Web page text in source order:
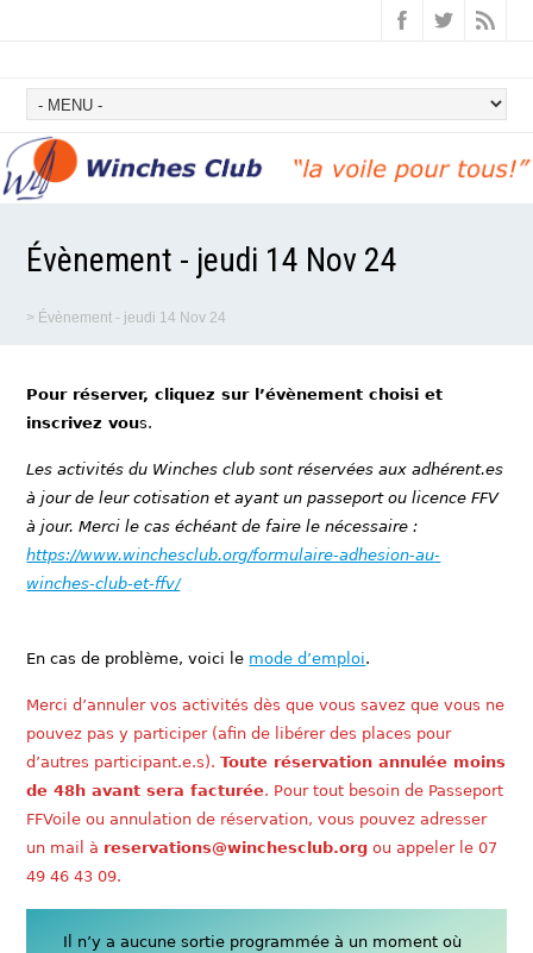
Évènement - jeudi 14 Nov 24
> Évènement - jeudi 14 Nov 24
Pour réserver, cliquez sur l’évènement choisi et
inscrivez vous.
Les activités du Winches club sont réservées aux adhérent.es
à jour de leur cotisation et ayant un passeport ou licence FFV
à jour. Merci le cas échéant de faire le nécessaire :
https://www.winchesclub.org/formulaire-adhesion-au-
winches-club-et-ffv/
En cas de problème, voici le mode d’emploi.
Merci d’annuler vos activités dès que vous savez que vous ne
pouvez pas y participer (afin de libérer des places pour
d’autres participant.e.s).Toute réservation annulée moins
de 48h avant sera facturée. Pour tout besoin de Passeport
FFVoile ou annulation de réservation, vous pouvez adresser
un mail à reservations@winchesclub.org ou appeler le 07
49 46 43 09.
Il n’y a aucune sortie programmée à un moment où